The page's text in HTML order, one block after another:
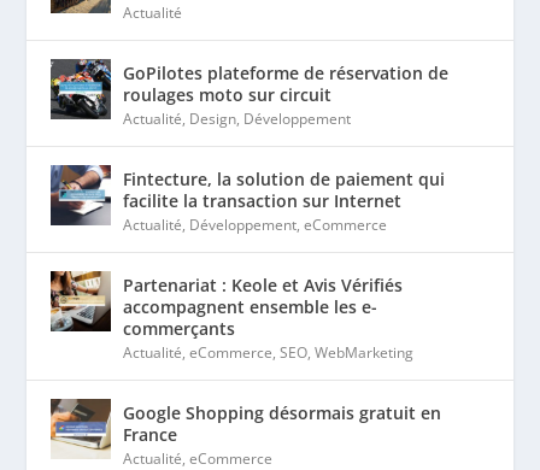
Actualité
GoPilotes plateforme de réservation de
roulages moto sur circuit
Actualité, Design, Développement
Fintecture, la solution de paiement qui
facilite la transaction sur Internet
Actualité, Développement,eCommerce
Partenariat : Keole et Avis Vérifiés
accompagnent ensemble les e-
commerçants
Actualité,eCommerce,SEO,WebMarketing
Google Shopping désormais gratuit en
France
Actualité,eCommerce